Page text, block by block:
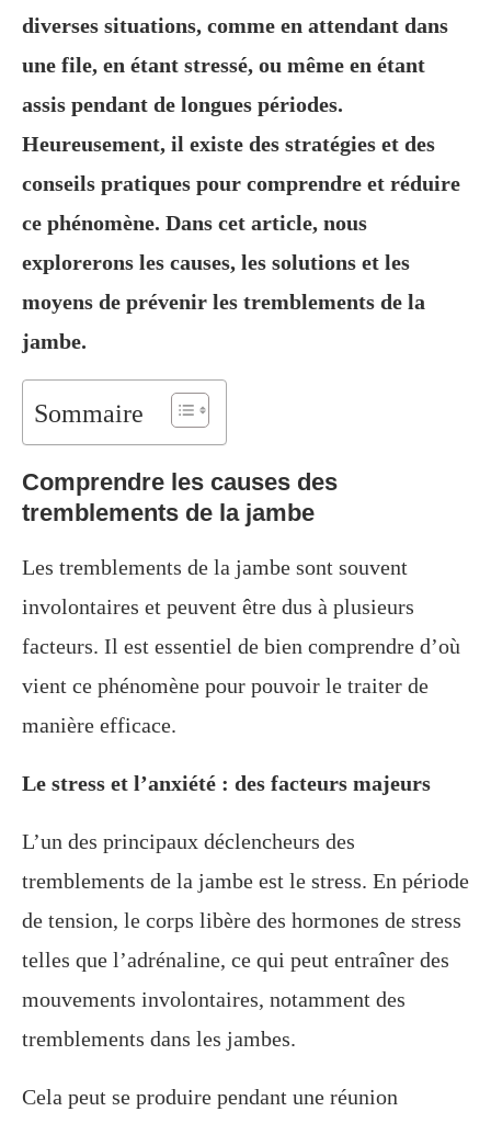
diverses situations, comme en attendant dans
une file, en étant stressé, ou même en étant
assis pendant de longues périodes.
Heureusement, il existe des stratégies et des
conseils pratiques pour comprendre et réduire
ce phénomène. Dans cet article, nous
explorerons les causes, les solutions et les
moyens de prévenir les tremblements de la
jambe.
Sommaire
Comprendre les causes des
tremblements de la jambe
Les tremblements de la jambe sont souvent
involontaires et peuvent être dus à plusieurs
facteurs. Il est essentiel de bien comprendre d’où
vient ce phénomène pour pouvoir le traiter de
manière efficace.
Le stress et l’anxiété : des facteurs majeurs
L’un des principaux déclencheurs des
tremblements de la jambe est le stress. En période
de tension, le corps libère des hormones de stress
telles que l’adrénaline, ce qui peut entraîner des
mouvements involontaires, notamment des
tremblements dans les jambes.
Cela peut se produire pendant une réunion